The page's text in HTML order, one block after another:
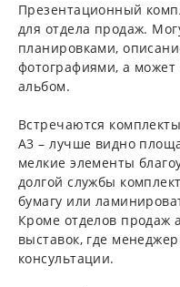
Презентационный
для отдела продаж.
планировками,
фотографиями, а
альбом.
Встречаются
А3 – лучше видно
мелкие элементы
долгой службы
бумагу или
Кроме отделов продаж
выставок, где
консультации.